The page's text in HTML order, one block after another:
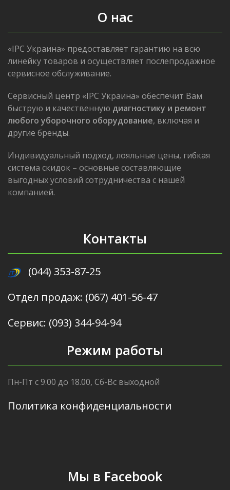
О нас
«IPC Украина» предоставляет гарантию на всю
линейку товаров и осуществляет послепродажное
сервисное обслуживание.
Сервисный центр «IPC Украина» обеспечит Вам
быструю и качественную диагностику и ремонт
любого уборочного оборудование, включая и
другие бренды.
Индивидуальный подход, лояльные цены, гибкая
система скидок – основные составляющие
выгодных условий сотрудничества с нашей
компанией.
Контакты
(044) 353-87-25
Отдел продаж: (067) 401-56-47
Сервис: (093) 344-94-94
Режим работы
Пн-Пт с 9.00 до 18.00, Сб-Вс выходной
Политика конфиденциальности
Мы в Facebook